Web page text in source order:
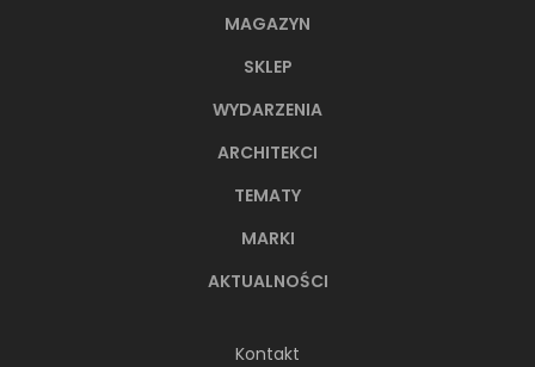
MAGAZYN
SKLEP
WYDARZENIA
ARCHITEKCI
TEMATY
MARKI
AKTUALNOŚCI
Kontakt